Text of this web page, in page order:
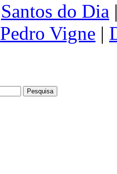
Santos do Dia
Pedro Vigne |